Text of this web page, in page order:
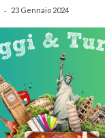
- 23 Gennaio 2024